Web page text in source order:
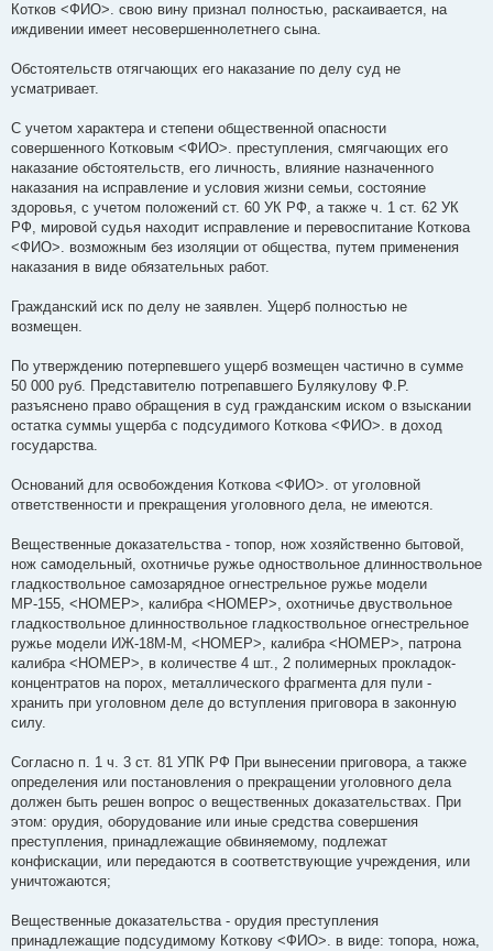
Котков <ФИО>. свою вину признал полностью, раскаивается, на
иждивении имеет несовершеннолетнего сына.
Обстоятельств отягчающих его наказание по делу суд не
усматривает.
С учетом характера и степени общественной опасности
совершенного Котковым <ФИО>. преступления, смягчающих его
наказание обстоятельств, его личность, влияние назначенного
наказания на исправление и условия жизни семьи, состояние
здоровья, с учетом положений ст. 60 УК РФ, а также ч. 1 ст. 62 УК
РФ, мировой судья находит исправление и перевоспитание Коткова
<ФИО>. возможным без изоляции от общества, путем применения
наказания в виде обязательных работ.
Гражданский иск по делу не заявлен. Ущерб полностью не
возмещен.
По утверждению потерпевшего ущерб возмещен частично в сумме
50 000 руб. Представителю потрепавшего Булякулову Ф.Р.
разъяснено право обращения в суд гражданским иском о взыскании
остатка суммы ущерба с подсудимого Коткова <ФИО>. в доход
государства.
Оснований для освобождения Коткова <ФИО>. от уголовной
ответственности и прекращения уголовного дела, не имеются.
Вещественные доказательства - топор, нож хозяйственно бытовой,
нож самодельный, охотничье ружье одноствольное длинноствольное
гладкоствольное самозарядное огнестрельное ружье модели
МР-155, <НОМЕР>, калибра <НОМЕР>, охотничье двуствольное
гладкоствольное длинноствольное гладкоствольное огнестрельное
ружье модели ИЖ-18М-М, <НОМЕР>, калибра <НОМЕР>, патрона
калибра <НОМЕР>, в количестве 4 шт., 2 полимерных прокладок-
концентратов на порох, металлического фрагмента для пули -
хранить при уголовном деле до вступления приговора в законную
силу.
Согласно п. 1 ч. 3 ст. 81 УПК РФ При вынесении приговора, а также
определения или постановления о прекращении уголовного дела
должен быть решен вопрос о вещественных доказательствах. При
этом: орудия, оборудование или иные средства совершения
преступления, принадлежащие обвиняемому, подлежат
конфискации, или передаются в соответствующие учреждения, или
уничтожаются;
Вещественные доказательства - орудия преступления
принадлежащие подсудимому Коткову <ФИО>. в виде: топора, ножа,